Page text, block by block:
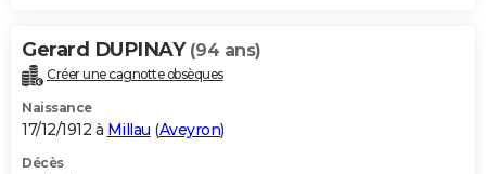
Gerard DUPINAY (94 ans)
Créer une cagnotte obsèques
Naissance
17/12/1912 à Millau (Aveyron)
Décès